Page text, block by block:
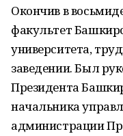
Окончив в
факультет
университета,
заведении. Был
Президента
начальника
администрации